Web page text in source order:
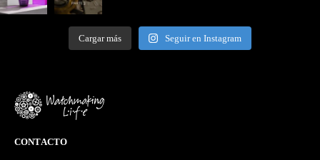
Cargar más Seguir en Instagram
CONTACTO